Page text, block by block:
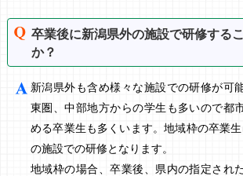
卒業後に新潟県外の施設で研修する
か？
新潟県外も含め様々な施設での研修が可
東圏、中部地方からの学生も多いので都
める卒業生も多くいます。地域枠の卒業
の施設での研修となります。
地域枠の場合、卒業後、県内の指定され